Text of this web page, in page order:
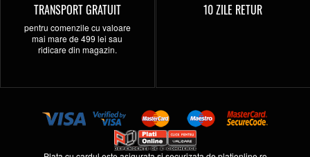
TRANSPORT GRATUIT
pentru comenzile cu valoare
mai mare de 499 lei sau
ridicare din magazin.
10 ZILE RETUR